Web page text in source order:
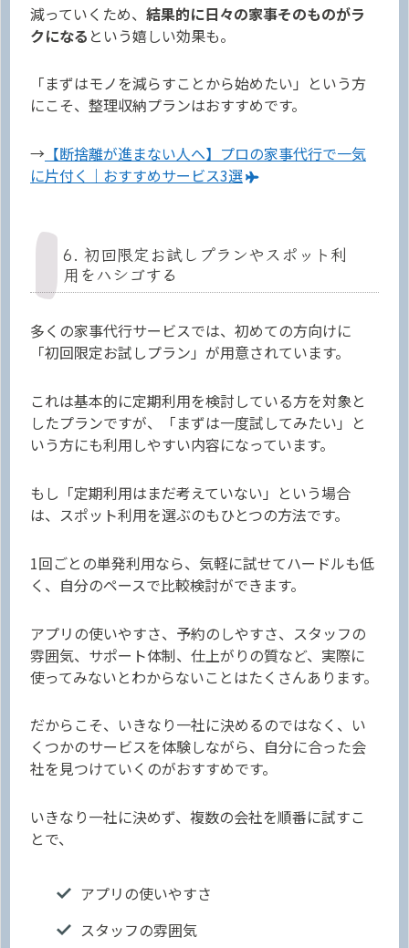
減っていくため、 結果的に日々の家事そのものがラ
クになる という嬉しい効果も。
「まずはモノを減らすことから始めたい」という方
にこそ、整理収納プランはおすすめです。
→ 【断捨離が進まない人へ】プロの家事代行で一気
に片付く｜おすすめサービス3選
6. 初回限定お試しプランやスポット利
用をハシゴする
多くの家事代行サービスでは、初めての方向けに
「初回限定お試しプラン」が用意されています。
これは基本的に定期利用を検討している方を対象と
したプランですが、「まずは一度試してみたい」と
いう方にも利用しやすい内容になっています。
もし「定期利用はまだ考えていない」という場合
は、スポット利用を選ぶのもひとつの方法です。
1回ごとの単発利用なら、気軽に試せてハードルも低
く、自分のペースで比較検討ができます。
アプリの使いやすさ、予約のしやすさ、スタッフの
雰囲気、サポート体制、仕上がりの質など、実際に
使ってみないとわからないことはたくさんあります。
だからこそ、いきなり一社に決めるのではなく、い
くつかのサービスを体験しながら、自分に合った会
社を見つけていくのがおすすめです。
いきなり一社に決めず、複数の会社を順番に試すこ
とで、
アプリの使いやすさ
スタッフの雰囲気